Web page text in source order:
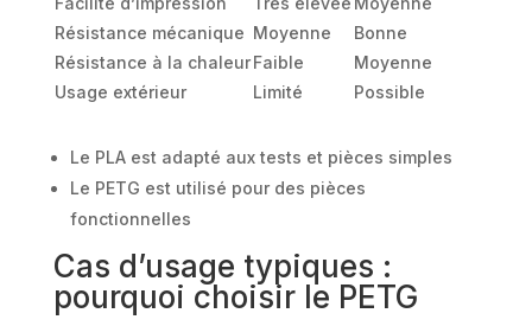
Résistance mécanique Moyenne
Bonne
Résistance à la chaleurFaible
Moyenne
Usage extérieur
Limité Possible
Le PLA est adapté aux tests et pièces simples
Le PETG est utilisé pour des pièces
fonctionnelles
Cas d’usage typiques :
pourquoi choisir le PETG